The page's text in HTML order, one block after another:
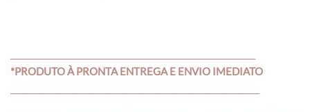
*PRODUTO À PRONTA ENTREGA E ENVIO IMEDIATO